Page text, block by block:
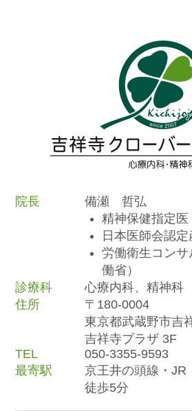
院長
備瀬 哲弘
精神保健指定医
日本医師会認定
労働衛生コン
働省）
診療科
心療内科、精神科
住所
〒180-0004
東京都武蔵野市吉
吉祥寺プラザ 3F
TEL
050-3355-9593
最寄駅
京王井の頭線・JR
徒歩5分